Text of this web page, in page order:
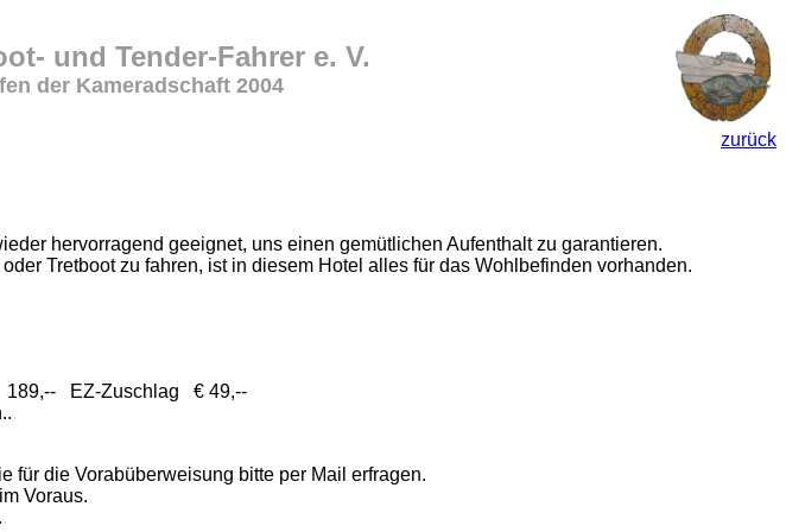
und Tender-Fahrer e. V.
der Kameradschaft 2004
zurück
hervorragend geeignet, uns einen gemütlichen Aufenthalt zu garantieren.
Tretboot zu fahren, ist in diesem Hotel alles für das Wohlbefinden vorhanden.
189,-- EZ-Zuschlag € 49,--
für die Vorabüberweisung bitte per Mail erfragen.
Voraus.